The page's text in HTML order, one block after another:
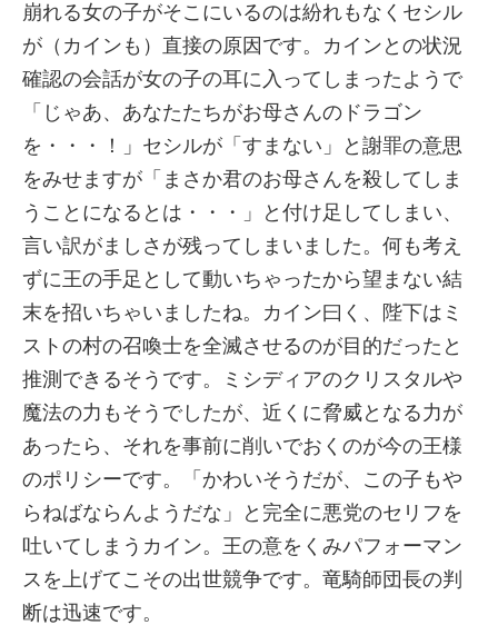
崩れる女の子がそこにいるのは紛れもなくセシル
が（カインも）直接の原因です。カインとの状況
確認の会話が女の子の耳に入ってしまったようで
「じゃあ、あなたたちがお母さんのドラゴン
を・・・！」セシルが「すまない」と謝罪の意思
をみせますが「まさか君のお母さんを殺してしま
うことになるとは・・・」と付け足してしまい、
言い訳がましさが残ってしまいました。何も考え
ずに王の手足として動いちゃったから望まない結
末を招いちゃいましたね。カイン曰く、陛下はミ
ストの村の召喚士を全滅させるのが目的だったと
推測できるそうです。ミシディアのクリスタルや
魔法の力もそうでしたが、近くに脅威となる力が
あったら、それを事前に削いでおくのが今の王様
のポリシーです。「かわいそうだが、この子もや
らねばならんようだな」と完全に悪党のセリフを
吐いてしまうカイン。王の意をくみパフォーマン
スを上げてこその出世競争です。竜騎師団長の判
断は迅速です。